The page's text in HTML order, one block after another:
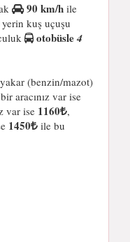
90 km/h ile
kuş uçuşu
otobüsle4
(benzin/mazot)
aracınız var ise
var ise 1160 ,
1450
ile bu